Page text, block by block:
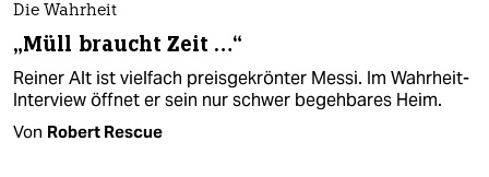
Die Wahrheit
„Müll braucht Zeit …“
Reiner Alt ist vielfach preisgekrönter Messi. Im Wahrheit-
Interview öffnet er sein nur schwer begehbares Heim.
Von Robert Rescue